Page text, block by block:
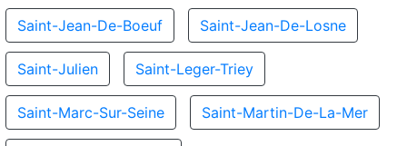
Saint-Jean-De-Boeuf Saint-Jean-De-Losne
Saint-Julien Saint-Leger-Triey
Saint-Marc-Sur-Seine Saint-Martin-De-La-Mer